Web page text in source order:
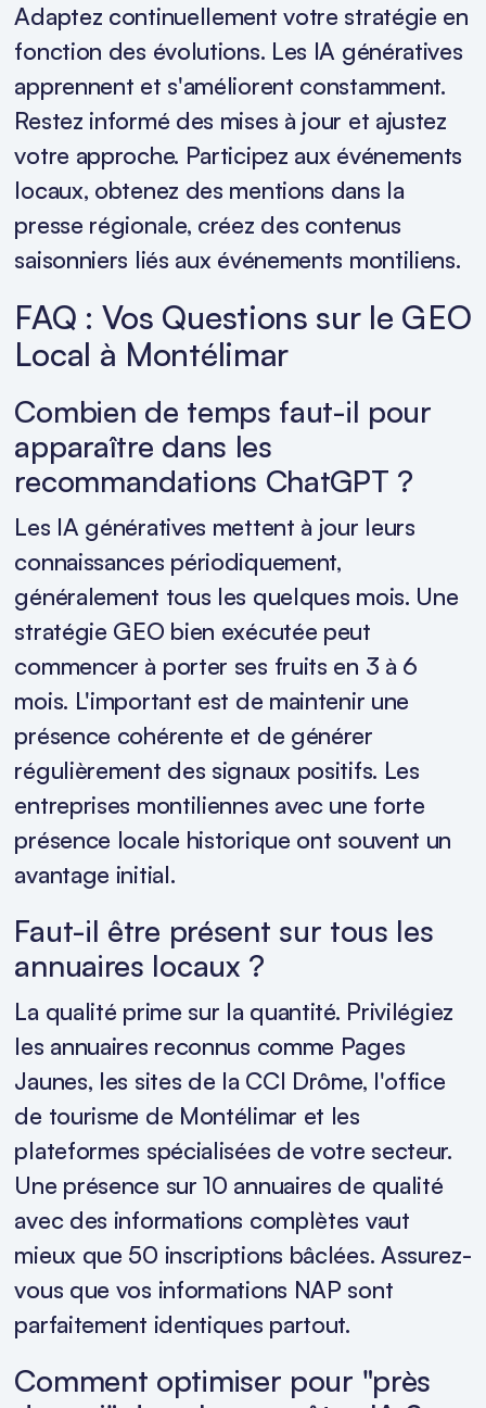
Adaptez continuellement votre stratégie en
fonction des évolutions. Les IA génératives
apprennent et s'améliorent constamment.
Restez informé des mises à jour et ajustez
votre approche. Participez aux événements
locaux, obtenez des mentions dans la
presse régionale, créez des contenus
saisonniers liés aux événements montiliens.
FAQ : Vos Questions sur le GEO
Local à Montélimar
Combien de temps faut-il pour
apparaître dans les
recommandations ChatGPT ?
Les IA génératives mettent à jour leurs
connaissances périodiquement,
généralement tous les quelques mois. Une
stratégie GEO bien exécutée peut
commencer à porter ses fruits en 3 à 6
mois. L'important est de maintenir une
présence cohérente et de générer
régulièrement des signaux positifs. Les
entreprises montiliennes avec une forte
présence locale historique ont souvent un
avantage initial.
Faut-il être présent sur tous les
annuaires locaux ?
La qualité prime sur la quantité. Privilégiez
les annuaires reconnus comme Pages
Jaunes, les sites de la CCI Drôme, l'office
de tourisme de Montélimar et les
plateformes spécialisées de votre secteur.
Une présence sur 10 annuaires de qualité
avec des informations complètes vaut
mieux que 50 inscriptions bâclées. Assurez-
vous que vos informations NAP sont
parfaitement identiques partout.
Comment optimiser pour "près